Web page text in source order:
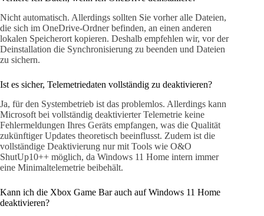
Nicht automatisch. Allerdings sollten Sie vorher alle Dateien,
die sich im OneDrive-Ordner befinden, an einen anderen
lokalen Speicherort kopieren. Deshalb empfehlen wir, vor der
Deinstallation die Synchronisierung zu beenden und Dateien
zu sichern.
Ist es sicher, Telemetriedaten vollständig zu deaktivieren?
Ja, für den Systembetrieb ist das problemlos. Allerdings kann
Microsoft bei vollständig deaktivierter Telemetrie keine
Fehlermeldungen Ihres Geräts empfangen, was die Qualität
zukünftiger Updates theoretisch beeinflusst. Zudem ist die
vollständige Deaktivierung nur mit Tools wie O&O
ShutUp10++ möglich, da Windows 11 Home intern immer
eine Minimaltelemetrie beibehält.
Kann ich die Xbox Game Bar auch auf Windows 11 Home
deaktivieren?